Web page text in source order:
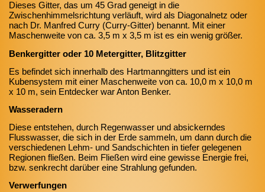
Dieses Gitter, das um 45 Grad geneigt in die
Zwischenhimmelsrichtung verläuft, wird als Diagonalnetz oder
nach Dr. Manfred Curry (Curry-Gitter) benannt. Mit einer
Maschenweite von ca. 3,5 m x 3,5 m ist es ein wenig größer.
Benkergitter oder 10 Metergitter, Blitzgitter
Es befindet sich innerhalb des Hartmanngitters und ist ein
Kubensystem mit einer Maschenweite von ca. 10,0 m x 10,0 m
x 10 m, sein Entdecker war Anton Benker.
Wasseradern
Diese entstehen, durch Regenwasser und absickerndes
Flusswasser, die sich in der Erde sammeln, um dann durch die
verschiedenen Lehm- und Sandschichten in tiefer gelegenen
Regionen fließen. Beim Fließen wird eine gewisse Energie frei,
bzw. senkrecht darüber eine Strahlung gefunden.
Verwerfungen